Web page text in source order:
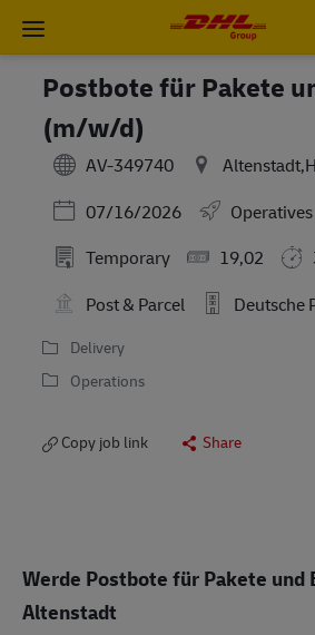
Skip to main content
Postbote für Pakete
(m/w/d)
AV-349740
Posted Date
07/16/2026 Operatives
Temporary
19,02
Post & Parcel
Deutsche
Delivery
Operations
Copy job link Share
Werde Postbote für Pakete und
Altenstadt